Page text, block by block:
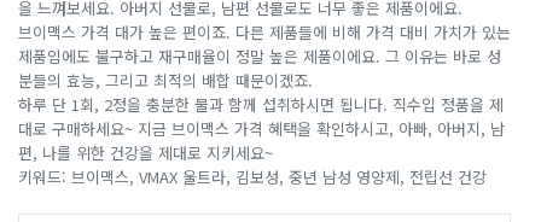
을 느껴보세요. 아버지 선물로, 남편 선물로도 너무 좋은 제품이에요.
브이맥스 가격 대가 높은 편이죠. 다른 제품들에 비해 가격 대비 가치가 있는
제품임에도 불구하고 재구매율이 정말 높은 제품이에요. 그 이유는 바로 성
분들의 효능, 그리고 최적의 배합 때문이겠죠.
하루 단 1회, 2정을 충분한 물과 함께 섭취하시면 됩니다. 직수입 정품을 제
대로 구매하세요~ 지금 브이맥스 가격 혜택을 확인하시고, 아빠, 아버지, 남
편, 나를 위한 건강을 제대로 지키세요~
키워드: 브이맥스, VMAX 울트라, 김보성, 중년 남성 영양제, 전립선 건강